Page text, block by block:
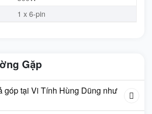
1 x 6-pin
Gặp
góp tại Vi Tính Hùng Dũng như